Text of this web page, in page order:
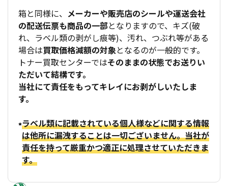
箱と同様に、 メーカーや販売店のシールや運送会社
の配送伝票も商品の一部となりますので、キズ(破
れ、ラベル類の剥がし痕等)、汚れ、つぶれ等がある
場合は買取価格減額の対象となるのが一般的です。
トナー買取センターではそのままの状態でお送りい
ただいて結構です。
当社にて責任をもってキレイにお剥がしいたしま
す。
ラベル類に記載されている個人様などに関する情報
は他所に漏洩することは一切ございません。当社が
責任を持って厳重かつ適正に処理させていただきま
す。